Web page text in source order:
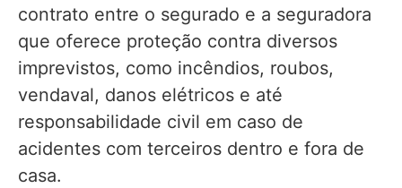
contrato entre o segurado e a seguradora
que oferece proteção contra diversos
imprevistos, como incêndios, roubos,
vendaval, danos elétricos e até
responsabilidade civil em caso de
acidentes com terceiros dentro e fora de
casa.